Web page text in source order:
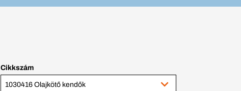
Cikkszám
1030416 Olajkötő kendők